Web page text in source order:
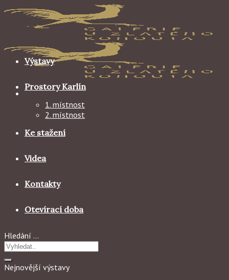
Skip
content
Výstavy
Prostory Karlín
1. místnost
2. místnost
Ke stažení
Videa
Kontakty
Otevírací doba
Hledání …
Nejnovější výstavy